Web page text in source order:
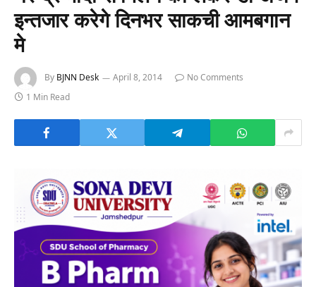
इन्तजार करेगे दिनभर साकची आमबगान
मे
By BJNN Desk April 8, 2014
No Comments
1 Min Read